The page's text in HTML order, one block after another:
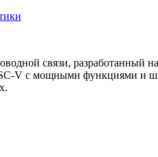
связи,
V с мощными функциями и